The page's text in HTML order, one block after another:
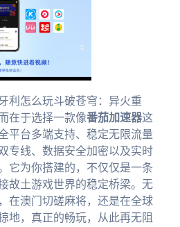
利怎么玩斗破苍穹：异火重
在于选择一款像番茄加速器这
平台多端支持、稳定无限流量
专线、数据安全加密以及实时
它为你搭建的，不仅仅是一条
故土游戏世界的稳定桥梁。无
在澳门切磋麻将，还是在全球
地，真正的畅玩，从此再无阻